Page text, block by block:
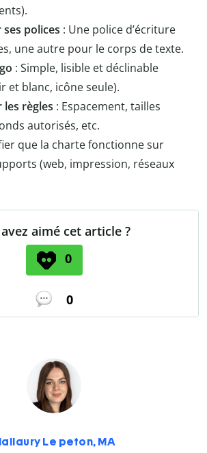
polices : Une police d’écriture
une autre pour le corps de texte.
: Simple, lisible et déclinable
et blanc, icône seule).
règles : Espacement, tailles
autorisés, etc.
que la charte fonctionne sur
(web, impression, réseaux
aimé cet article ?
0
0
Le peton, MA